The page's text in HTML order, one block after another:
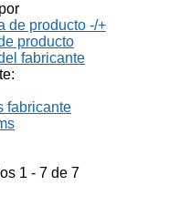
de producto -/+
producto
fabricante
fabricante
1 - 7 de 7